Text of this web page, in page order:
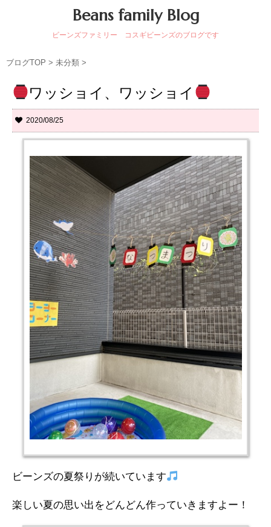
Beans family Blog
ビーンズファミリー コスギビーンズのブログです
ブログTOP > 未分類 >
ワッショイ、ワッショイ
2020/08/25
ビーンズの夏祭りが続いています
楽しい夏の思い出をどんどん作っていきますよー！